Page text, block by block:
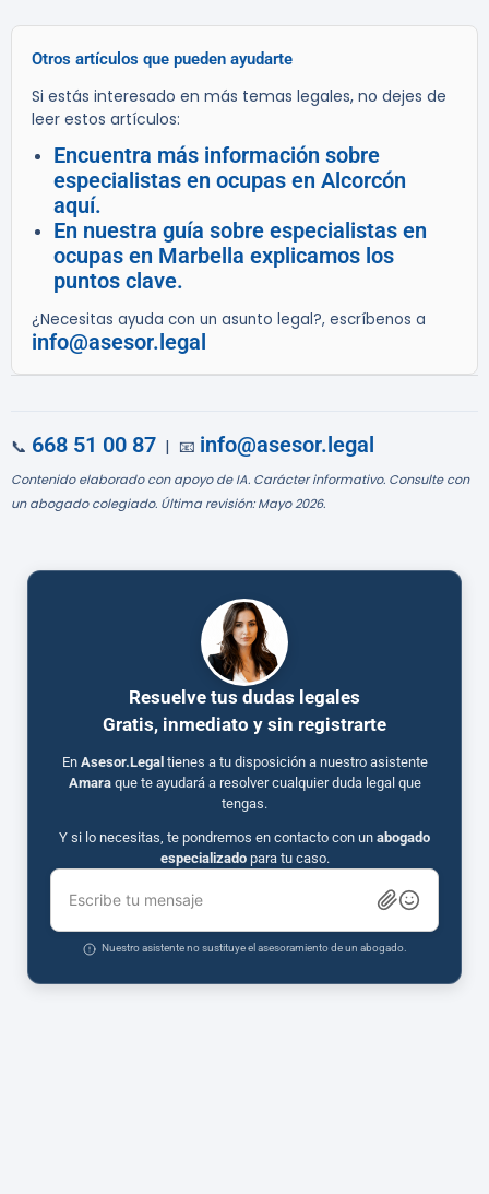
Otros artículos que pueden ayudarte
Si estás interesado en más temas legales, no dejes de
leer estos artículos:
Encuentra más información sobre
especialistas en ocupas en Alcorcón
aquí.
En nuestra guía sobre especialistas en
ocupas en Marbella explicamos los
puntos clave.
¿Necesitas ayuda con un asunto legal?, escríbenos a
info@asesor.legal
📞 668 51 00 87 | 📧 info@asesor.legal
Contenido elaborado con apoyo de IA. Carácter informativo. Consulte con
un abogado colegiado. Última revisión: Mayo 2026.
Resuelve tus dudas legales
Gratis, inmediato y sin registrarte
En Asesor.Legal tienes a tu disposición a nuestro asistente
Amaraque te ayudará a resolver cualquier duda legal que
tengas.
Y si lo necesitas, te pondremos en contacto con un abogado
especializadopara tu caso.
Escribe tu mensaje
Nuestro asistente no sustituye el asesoramiento de un abogado.